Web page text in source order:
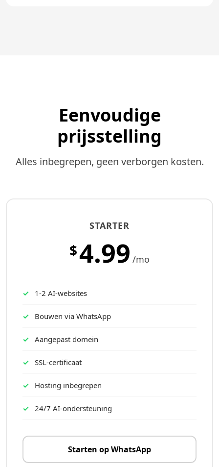
Eenvoudige
prijsstelling
Alles inbegrepen, geen verborgen kosten.
STARTER
$4.99 /mo
1-2 AI-websites
Bouwen via WhatsApp
Aangepast domein
SSL-certificaat
Hosting inbegrepen
24/7 AI-ondersteuning
Starten op WhatsApp